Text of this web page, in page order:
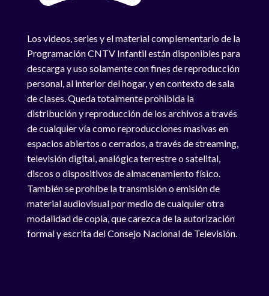
Los videos, series y el material complementario de la
Programación CNTV Infantil están disponibles para
descarga y uso solamente con fines de reproducción
personal, al interior del hogar, y en contexto de sala
de clases. Queda totalmente prohibida la
distribución y reproducción de los archivos a través
de cualquier vía como reproducciones masivas en
espacios abiertos o cerrados, a través de streaming,
televisión digital, analógica terrestre o satelital,
discos o dispositivos de almacenamiento físico.
También se prohíbe la transmisión o emisión de
material audiovisual por medio de cualquier otra
modalidad de copia, que carezca de la autorización
formal y escrita del Consejo Nacional de Televisión.